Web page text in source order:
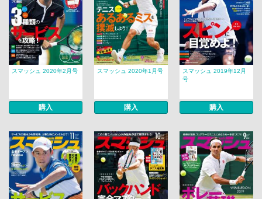
スマッシュ 2020年2月号
購入
スマッシュ 2020年1月号
購入
スマッシュ 2019年12月
号
購入